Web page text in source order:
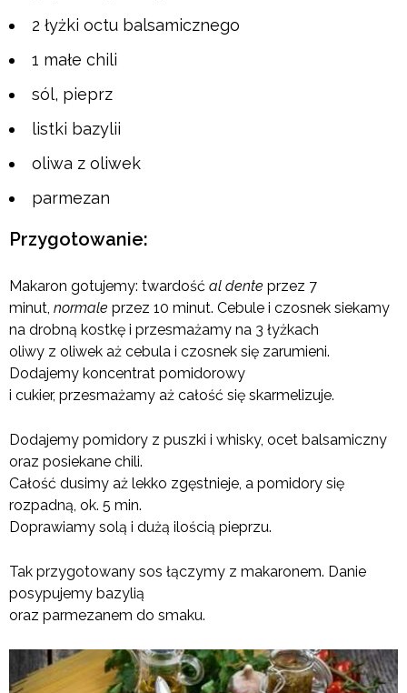
2 łyżki octu balsamicznego
1 małe chili
sól, pieprz
listki bazylii
oliwa z oliwek
parmezan
Przygotowanie:
Makaron gotujemy: twardość al dente przez 7
minut, normale przez 10 minut. Cebule i czosnek siekamy
na drobną kostkę i przesmażamy na 3 łyżkach
oliwy z oliwek aż cebula i czosnek się zarumieni.
Dodajemy koncentrat pomidorowy
i cukier, przesmażamy aż całość się skarmelizuje.
Dodajemy pomidory z puszki i whisky, ocet balsamiczny
oraz posiekane chili.
Całość dusimy aż lekko zgęstnieje, a pomidory się
rozpadną, ok. 5 min.
Doprawiamy solą i dużą ilością pieprzu.
Tak przygotowany sos łączymy z makaronem. Danie
posypujemy bazylią
oraz parmezanem do smaku.